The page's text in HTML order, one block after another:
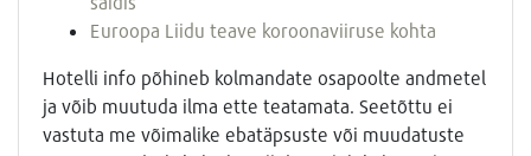
Euroopa Liidu teave koroonaviiruse kohta
Hotelli info põhineb kolmandate osapoolte andmetel
ja võib muutuda ilma ette teatamata. Seetõttu ei
vastuta me võimalike ebatäpsuste või muudatuste